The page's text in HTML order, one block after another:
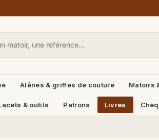
Alênes & griffes de couture Matoirs
& outils Patrons Livres